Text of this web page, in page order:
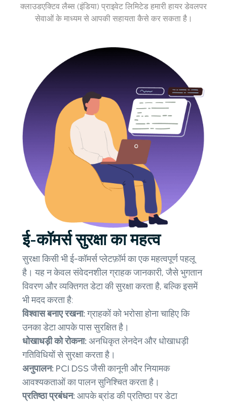
क्लाउडएक्टिव लैब्स (इंडिया) प्राइवेट लिमिटेड हमारी हायर डेवलपर
सेवाओं के माध्यम से आपकी सहायता कैसे कर सकता है।
ई-कॉमर्स सुरक्षा का महत्व
सुरक्षा किसी भी ई-कॉमर्स प्लेटफ़ॉर्म का एक महत्वपूर्ण पहलू
है। यह न केवल संवेदनशील ग्राहक जानकारी, जैसे भुगतान
विवरण और व्यक्तिगत डेटा की सुरक्षा करता है, बल्कि इसमें
भी मदद करता है:
विश्वास बनाए रखना:ग्राहकों को भरोसा होना चाहिए कि
उनका डेटा आपके पास सुरक्षित है।
धोखाधड़ी को रोकना: अनधिकृत लेनदेन और धोखाधड़ी
गतिविधियों से सुरक्षा करता है।
अनुपालन: PCI DSS जैसी कानूनी और नियामक
आवश्यकताओं का पालन सुनिश्चित करता है।
प्रतिष्ठा प्रबंधन: आपके ब्रांड की प्रतिष्ठा पर डेटा